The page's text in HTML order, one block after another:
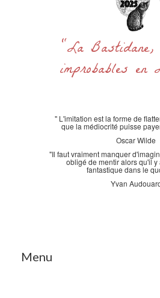
"La Bastidane,
improbables en
" L'imitation est la forme de
que la médiocrité puisse
Oscar Wilde
"Il faut vraiment manquer
obligé de mentir alors qu'il y
fantastique dans le
Yvan
Menu